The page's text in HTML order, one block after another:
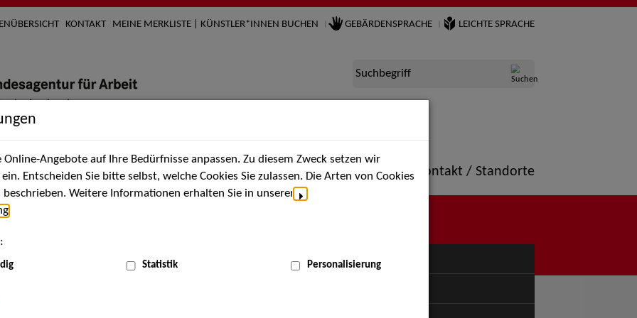
KONTAKT MEINE MERKLISTE | KÜNSTLER*INNEN BUCHEN GEBÄRDENSPRACHE LEICHTE SPRACHE
Suchbegriff
Künstler*innen Über uns Aktuelles Termine Portfolio Kontakt / Standorte
MENÜ
Angebote auf Ihre Bedürfnisse anpassen. Zu diesem Zweck setzen wir
Entscheiden Sie bitte selbst, welche Cookies Sie zulassen. Die Arten von Cookies
Weitere Informationen erhalten Sie in unserer
Statistik Personalisierung